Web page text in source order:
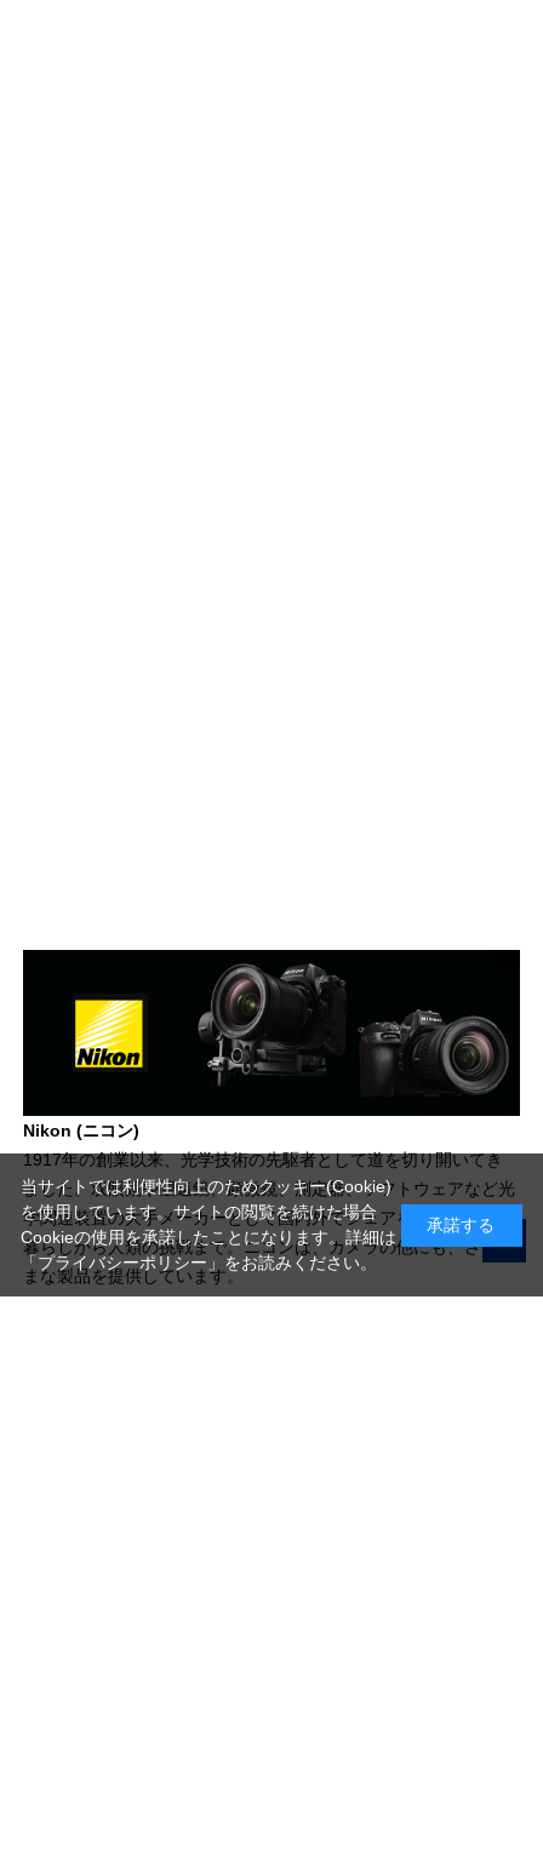
Nikon (ニコン)
1917年の創業以来、光学技術の先駆者として道を切り開いてき
ました。双眼鏡や望遠鏡、顕微鏡、測定器、ソフトウェアなど光
学関連装置の大手メーカーとして国内外でシェアを広げ、普段の
暮らしから人類の挑戦まで。ニコンは、カメラの他にも、さまざ
まな製品を提供しています。
当サイトでは利便性向上のためクッキー(Cookie)
を使用しています。サイトの閲覧を続けた場合
Cookieの使用を承諾したことになります。詳細は
「プライバシーポリシー」 をお読みください。
承諾する